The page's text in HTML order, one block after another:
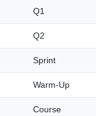
Q1
Q2
Sprint
Warm-Up
Course